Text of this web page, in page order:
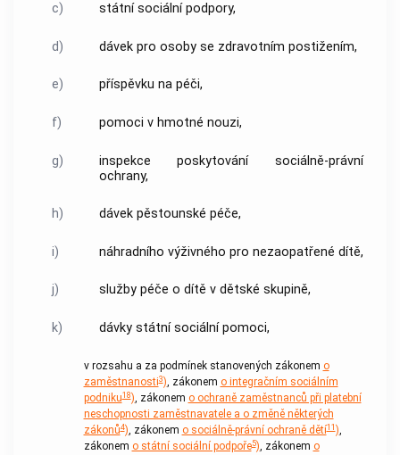
c) státní sociální podpory,
d) dávek pro osoby se zdravotním postižením,
e) příspěvku na péči,
f) pomoci v hmotné nouzi,
g)
inspekce poskytování sociálně-právní
ochrany,
h) dávek pěstounské péče,
i) náhradního výživného pro nezaopatřené dítě,
j) služby péče o dítě v dětské skupině,
k) dávky státní sociální pomoci,
v rozsahu a za podmínek stanovených zákonem o
zaměstnanosti3), zákonem o integračním sociálním
podniku18), zákonem o ochraně zaměstnanců při platební
neschopnosti zaměstnavatele a o změně některých
zákonů4), zákonem o sociálně-právní ochraně dětí11 ),
zákonem o státní sociální podpoře5), zákonem o